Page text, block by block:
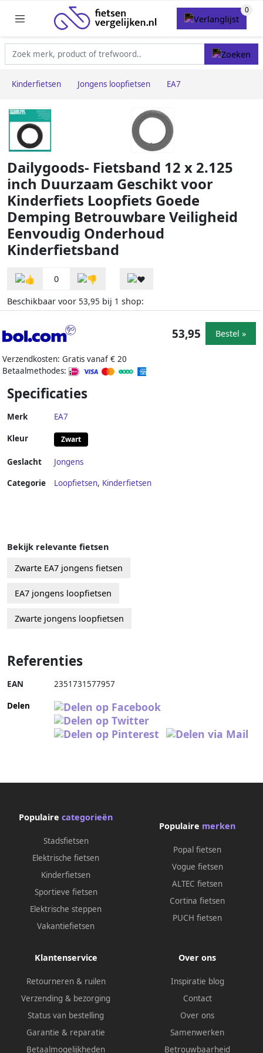
Kinderfietsen Jongens loopfietsen EA7
Dailygoods- Fietsband 12 x 2.125
inch Duurzaam Geschikt voor
Kinderfiets Loopfiets Goede
Demping Betrouwbare Veiligheid
Eenvoudig Onderhoud
Kinderfietsband
0
Beschikbaar voor 53,95 bij 1 shop:
Verzendkosten: Gratis vanaf € 20
Betaalmethodes:
53,95 Bestel »
Specificaties
Merk EA7
Kleur Zwart
Geslacht
Jongens
Categorie
Loopfietsen, Kinderfietsen
Bekijk relevante fietsen
Zwarte EA7 jongens fietsen
EA7 jongens loopfietsen
Zwarte jongens loopfietsen
Referenties
EAN 2351731577957
Delen
Populaire categorieën
Stadsfietsen
Elektrische fietsen
Kinderfietsen
Sportieve fietsen
Elektrische steppen
Vakantiefietsen
Populaire merken
Popal fietsen
Vogue fietsen
ALTEC fietsen
Cortina fietsen
PUCH fietsen
Klantenservice
Retourneren & ruilen
Verzending & bezorging
Status van bestelling
Garantie & reparatie
Betaalmogelijkheden
Over ons
Inspiratie blog
Contact
Over ons
Samenwerken
Betrouwbaarheid